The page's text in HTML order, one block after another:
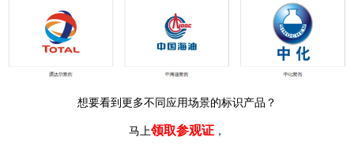
想要看到更多不同应用场景的标识产品？
马上领取参观证 ，